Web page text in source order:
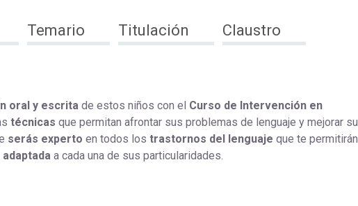
oral y escrita de estos niños con el Curso de Intervención en
técnicas que permitan afrontar sus problemas de lenguaje y mejorar su
serás experto en todos los trastornos del lenguaje que te permitirán
adaptada a cada una de sus particularidades.
Temario Titulación Claustro